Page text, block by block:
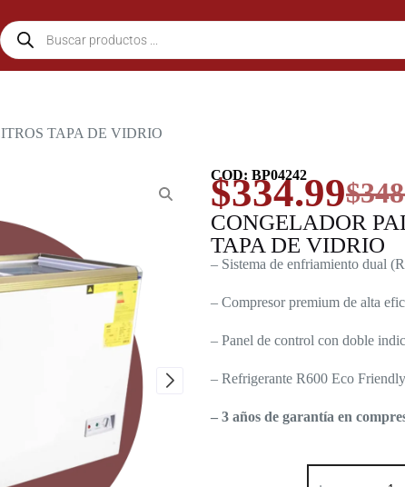
TAPA DE VIDRIO
COD: BP04242
$
$334.99
CONGELADOR
TAPA DE VIDRIO
– Sistema de enfriamiento dual
– Compresor premium de alta
– Panel de control con doble
– Refrigerante R600 Eco
– 3 años de garantía en